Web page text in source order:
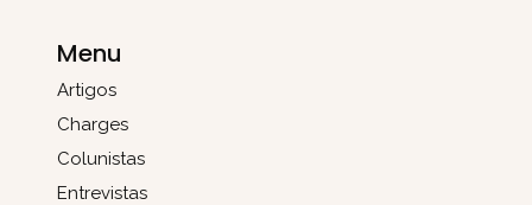
Menu
Artigos
Charges
Colunistas
Entrevistas